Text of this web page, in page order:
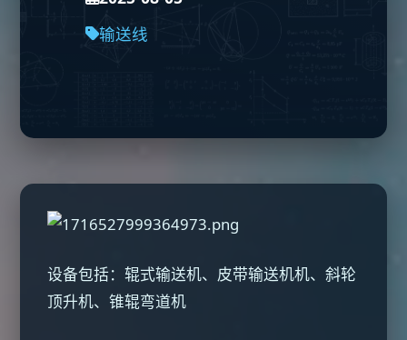
输送线
设备包括：辊式输送机、皮带输送机机、斜轮
顶升机、锥辊弯道机